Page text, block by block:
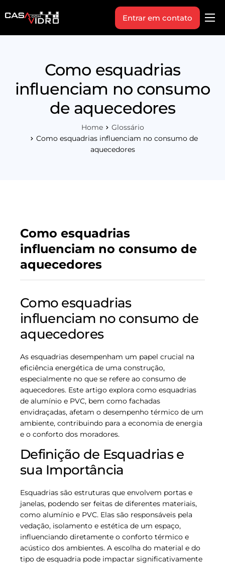
Produtos
Blog
Vagas
Entrar em contato
Como esquadrias
influenciam no consumo
de aquecedores
Home
Glossário
Como esquadrias influenciam no consumo de
aquecedores
Como esquadrias
influenciam no consumo de
aquecedores
Como esquadrias
influenciam no consumo de
aquecedores
As esquadrias desempenham um papel crucial na
eficiência energética de uma construção,
especialmente no que se refere ao consumo de
aquecedores. Este artigo explora como esquadrias
de alumínio e PVC, bem como fachadas
envidraçadas, afetam o desempenho térmico de um
ambiente, contribuindo para a economia de energia
e o conforto dos moradores.
Definição de Esquadrias e
sua Importância
Esquadrias são estruturas que envolvem portas e
janelas, podendo ser feitas de diferentes materiais,
como alumínio e PVC. Elas são responsáveis pela
vedação, isolamento e estética de um espaço,
influenciando diretamente o conforto térmico e
acústico dos ambientes. A escolha do material e do
tipo de esquadria pode impactar significativamente